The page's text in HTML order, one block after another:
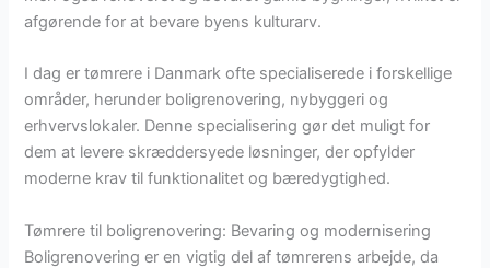
afgørende for at bevare byens kulturarv.
I dag er tømrere i Danmark ofte specialiserede i forskellige
områder, herunder boligrenovering, nybyggeri og
erhvervslokaler. Denne specialisering gør det muligt for
dem at levere skræddersyede løsninger, der opfylder
moderne krav til funktionalitet og bæredygtighed.
Tømrere til boligrenovering: Bevaring og modernisering
Boligrenovering er en vigtig del af tømrerens arbejde, da